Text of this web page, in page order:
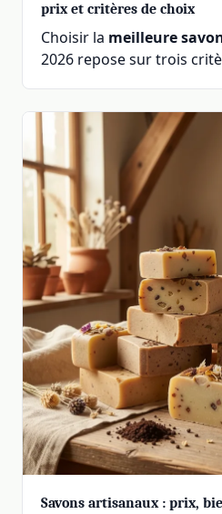
prix et critères de choix
Choisir la meilleure
2026 repose sur trois
Savons artisanaux : prix,